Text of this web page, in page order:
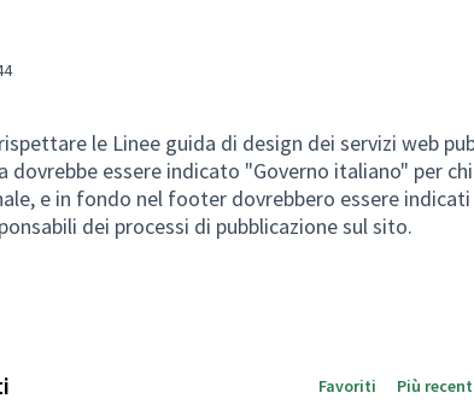
le Linee guida di design dei servizi web
dovrebbe essere indicato "Governo italiano" per
e in fondo nel footer dovrebbero essere
dei processi di pubblicazione sul sito.
Favoriti Più